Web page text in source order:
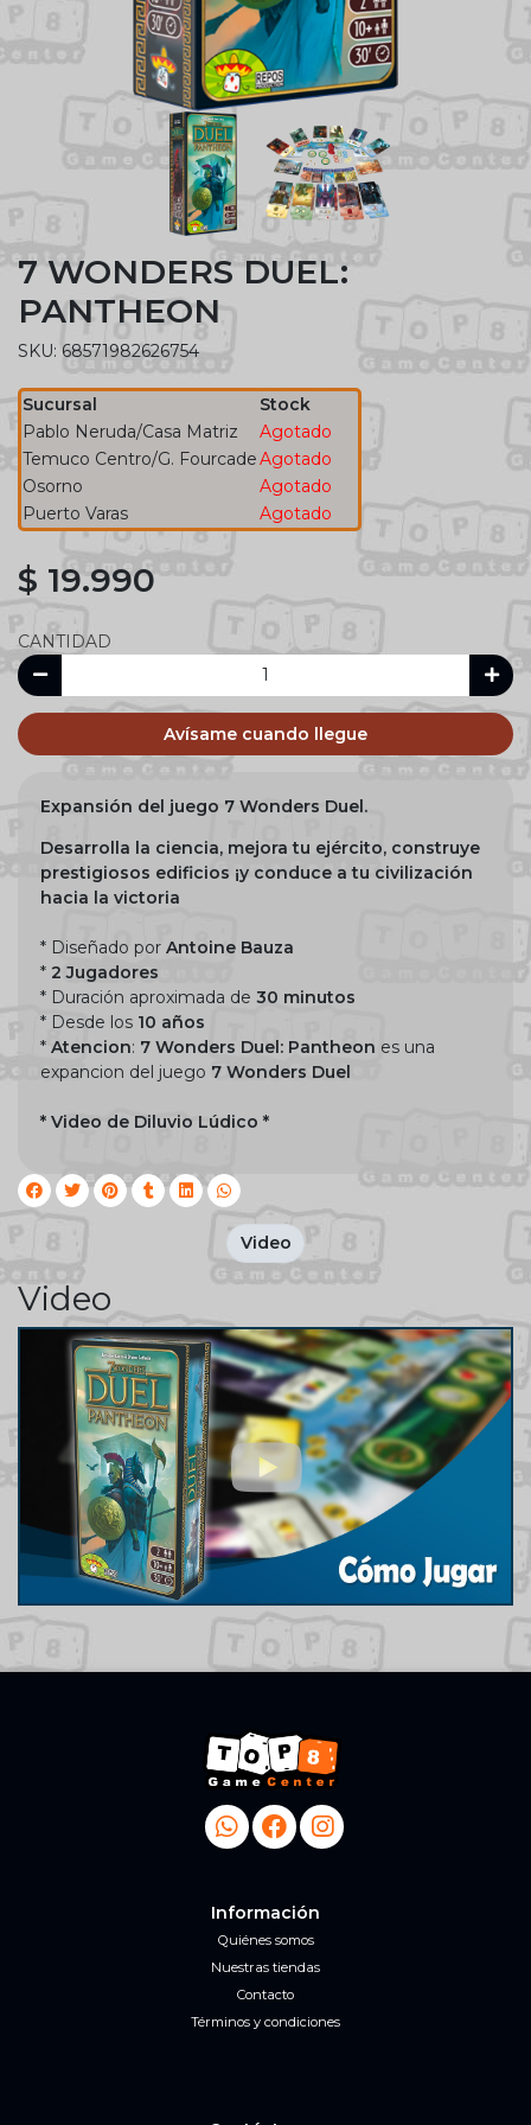
7 WONDERS DUEL:
PANTHEON
SKU: 68571982626754
Sucursal
Stock
Pablo Neruda/Casa Matriz
Agotado
Temuco Centro/G. FourcadeAgotado
Osorno
Agotado
Puerto Varas
Agotado
$ 19.990
CANTIDAD
Avísame cuando llegue
Expansión del juego 7 Wonders Duel.
Desarrolla la ciencia, mejora tu ejército, construye
prestigiosos edificios ¡y conduce a tu civilización
hacia la victoria
* Diseñado por Antoine Bauza
* 2 Jugadores
* Duración aproximada de 30 minutos
* Desde los 10 años
* Atencion: 7 Wonders Duel: Pantheon es una
expancion del juego 7 Wonders Duel
* Video de Diluvio Lúdico *
Video
Video
Información
Quiénes somos
Nuestras tiendas
Contacto
Términos y condiciones